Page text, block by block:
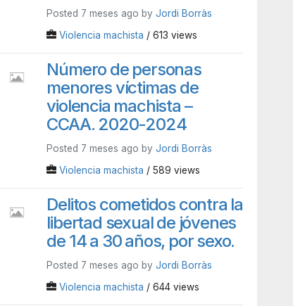
Posted 7 meses ago byJordi Borràs
Violencia machista / 613 views
Número de personas
menores víctimas de
violencia machista –
CCAA. 2020-2024
Posted 7 meses ago byJordi Borràs
Violencia machista / 589 views
Delitos cometidos contra la
libertad sexual de jóvenes
de 14 a 30 años, por sexo.
Posted 7 meses ago byJordi Borràs
Violencia machista / 644 views